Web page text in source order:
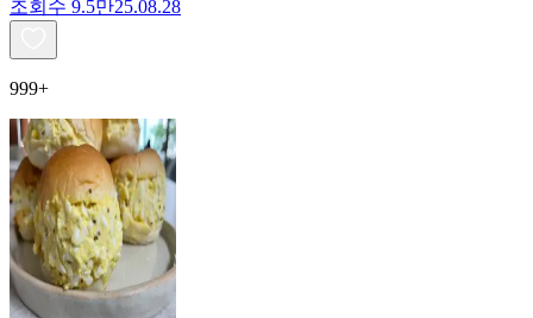
조회수 9.5만25.08.28
999+